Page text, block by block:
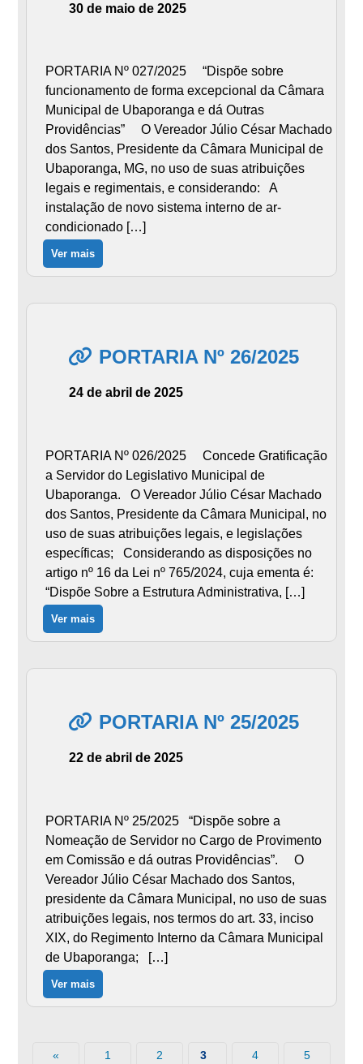
30 de maio de 2025
PORTARIA Nº 027/2025 “Dispõe sobre
funcionamento de forma excepcional da Câmara
Municipal de Ubaporanga e dá Outras
Providências” O Vereador Júlio César Machado
dos Santos, Presidente da Câmara Municipal de
Ubaporanga, MG, no uso de suas atribuições
legais e regimentais, e considerando: A
instalação de novo sistema interno de ar-
condicionado […]
Ver mais
PORTARIA Nº 26/2025
24 de abril de 2025
PORTARIA Nº 026/2025 Concede Gratificação
a Servidor do Legislativo Municipal de
Ubaporanga. O Vereador Júlio César Machado
dos Santos, Presidente da Câmara Municipal, no
uso de suas atribuições legais, e legislações
específicas; Considerando as disposições no
artigo nº 16 da Lei nº 765/2024, cuja ementa é:
“Dispõe Sobre a Estrutura Administrativa, […]
Ver mais
PORTARIA Nº 25/2025
22 de abril de 2025
PORTARIA Nº 25/2025 “Dispõe sobre a
Nomeação de Servidor no Cargo de Provimento
em Comissão e dá outras Providências”. O
Vereador Júlio César Machado dos Santos,
presidente da Câmara Municipal, no uso de suas
atribuições legais, nos termos do art. 33, inciso
XIX, do Regimento Interno da Câmara Municipal
de Ubaporanga; […]
Ver mais
« 1 2 3 4 5